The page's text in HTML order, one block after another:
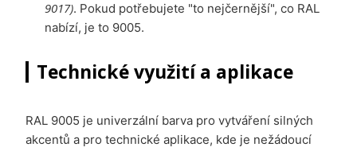
9017). Pokud potřebujete "to nejčernější", co RAL
nabízí, je to 9005.
Technické využití a aplikace
RAL 9005 je univerzální barva pro vytváření silných
akcentů a pro technické aplikace, kde je nežádoucí